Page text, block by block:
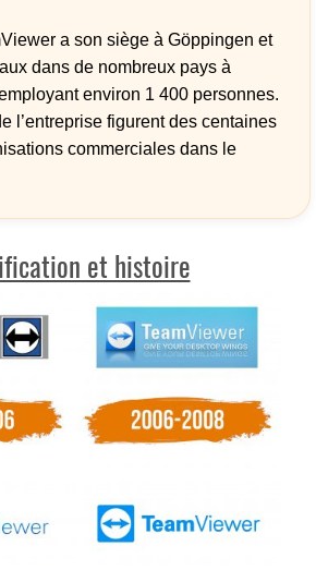
a son siège à Göppingen et
dans de nombreux pays à
environ 1 400 personnes.
l’entreprise figurent des centaines
commerciales dans le
et histoire